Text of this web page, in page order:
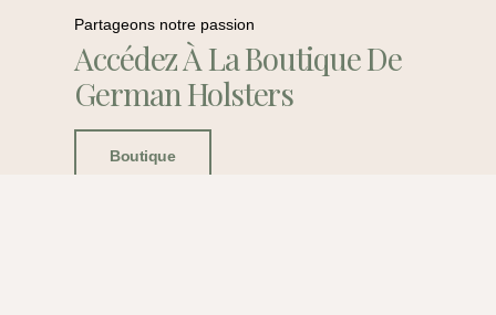
Partageons notre passion
Accédez À La Boutique De
German Holsters
Boutique